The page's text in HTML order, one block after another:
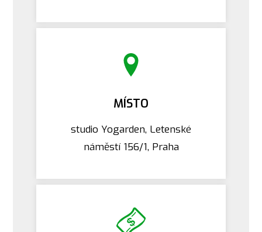
MÍSTO
studio Yogarden, Letenské
náměstí 156/1, Praha